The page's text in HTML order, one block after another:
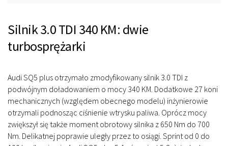
Silnik 3.0 TDI 340 KM: dwie
turbosprężarki
Audi SQ5 plus otrzymało zmodyfikowany silnik 3.0 TDI z
podwójnym doładowaniem o mocy 340 KM. Dodatkowe 27 koni
mechanicznych (względem obecnego modelu) inżynierowie
otrzymali podnosząc ciśnienie wtrysku paliwa. Oprócz mocy
zwiększył się także moment obrotowy silnika z 650 Nm do 700
Nm. Delikatnej poprawie uległy przez to osiągi. Sprint od 0 do